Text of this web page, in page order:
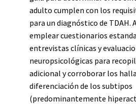
adulto cumplen con los
para un diagnóstico de TDAH.
emplear cuestionarios
entrevistas clínicas y
neuropsicológicas para
adicional y corroborar los
diferenciación de los subtipos
(predominantemente